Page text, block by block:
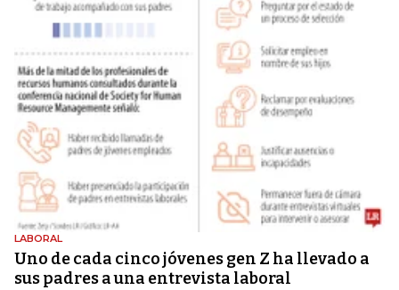
LABORAL
Uno de cada cinco jóvenes gen Z ha llevado a
sus padres a una entrevista laboral